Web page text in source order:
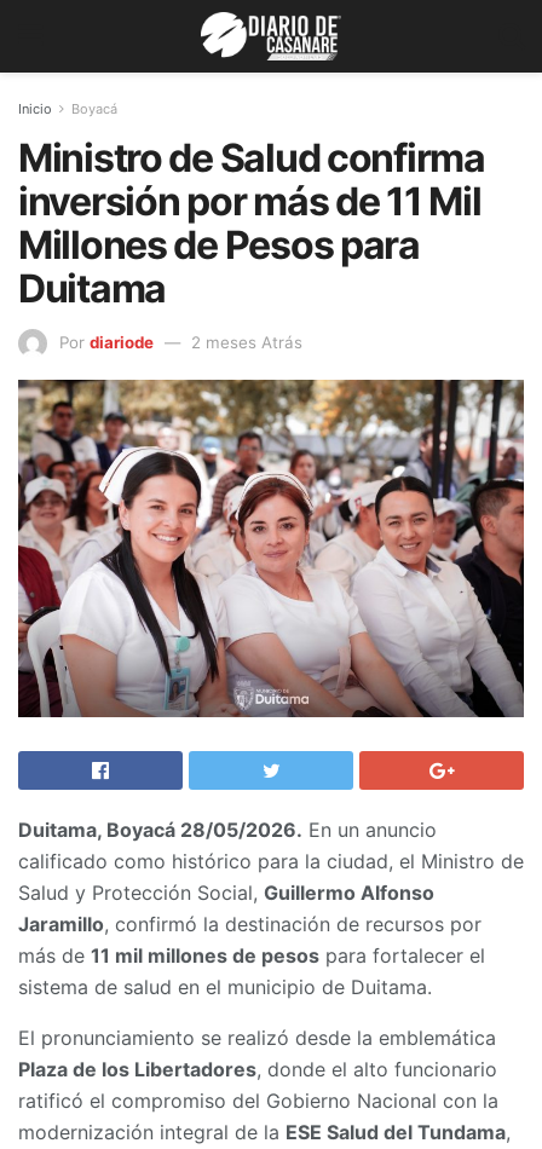
Inicio Boyacá
Ministro de Salud confirma
inversión por más de 11 Mil
Millones de Pesos para
Duitama
Por diariode 2 meses Atrás
Duitama, Boyacá 28/05/2026. En un anuncio
calificado como histórico para la ciudad, el Ministro de
Salud y Protección Social, Guillermo Alfonso
Jaramillo, confirmó la destinación de recursos por
más de 11 mil millones de pesos para fortalecer el
sistema de salud en el municipio de Duitama.
El pronunciamiento se realizó desde la emblemática
Plaza de los Libertadores, donde el alto funcionario
ratificó el compromiso del Gobierno Nacional con la
modernización integral de la ESE Salud del Tundama,